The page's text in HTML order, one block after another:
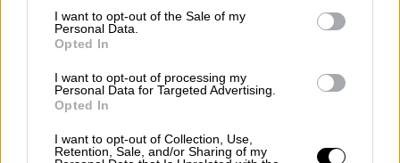
consent section.
I want to opt-out of the Sale of my
Personal Data.
Opted In
I want to opt-out of processing my
Personal Data for Targeted Advertising.
Opted In
I want to opt-out of Collection, Use,
Retention, Sale, and/or Sharing of my
εγκλεισμός. Αυτό είναι το μήνυμα
διαδικτυακού εργαστηρίου που έχει τίτλο
συμμετέχουν άτομα από την Ελλάδα και το
εξωτερικό. Μιλάει στο ethnos.gr, η
Πολιτισμού, Έλλη Χρυσίδου, που